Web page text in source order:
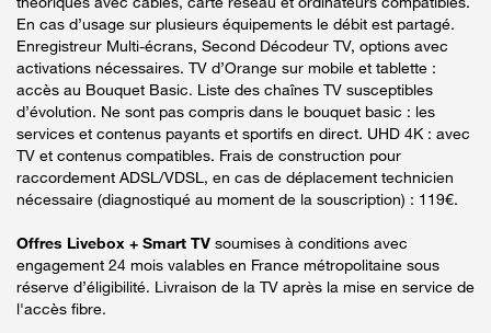
En cas d’usage sur plusieurs équipements le débit est partagé.
Enregistreur Multi-écrans, Second Décodeur TV, options avec
activations nécessaires. TV d’Orange sur mobile et tablette :
accès au Bouquet Basic. Liste des chaînes TV susceptibles
d’évolution. Ne sont pas compris dans le bouquet basic : les
services et contenus payants et sportifs en direct. UHD 4K : avec
TV et contenus compatibles. Frais de construction pour
raccordement ADSL/VDSL, en cas de déplacement technicien
nécessaire (diagnostiqué au moment de la souscription) : 119€.
Offres Livebox + Smart TV soumises à conditions avec
engagement 24 mois valables en France métropolitaine sous
réserve d’éligibilité. Livraison de la TV après la mise en service de
l'accès fibre.